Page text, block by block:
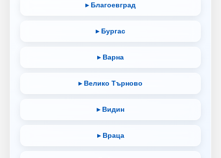
▸ Благоевград
▸ Бургас
▸ Варна
▸ Велико Търново
▸ Видин
▸ Враца